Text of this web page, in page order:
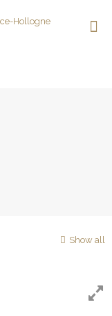
Show all